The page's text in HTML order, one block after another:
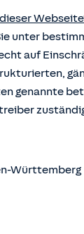
unter
auf
genannte
Württemberg